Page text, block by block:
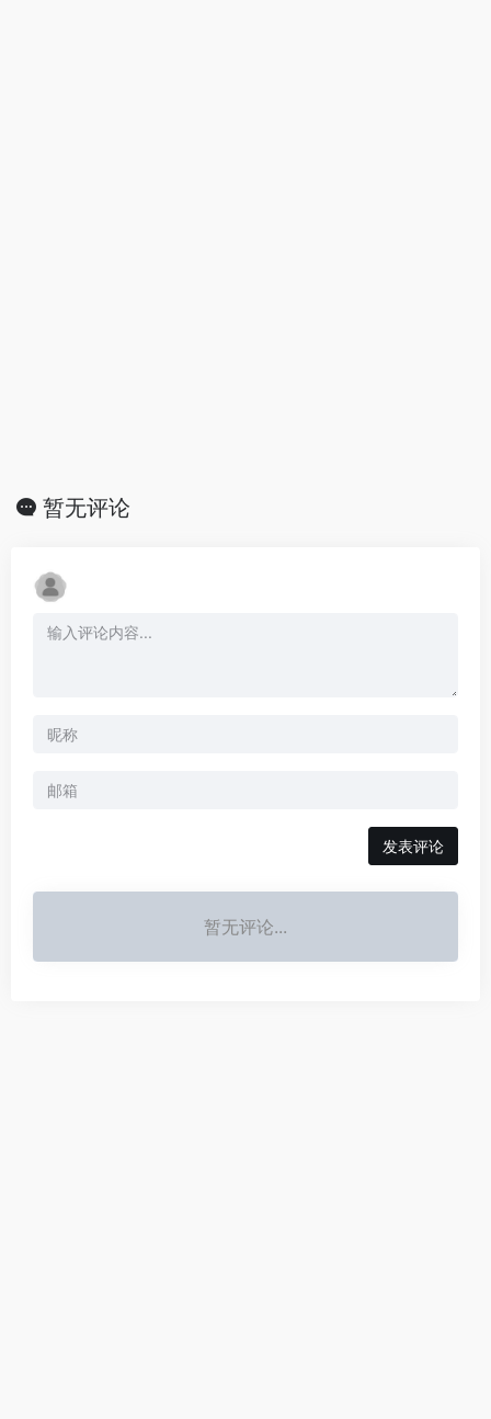
暂无评论
发表评论
暂无评论...